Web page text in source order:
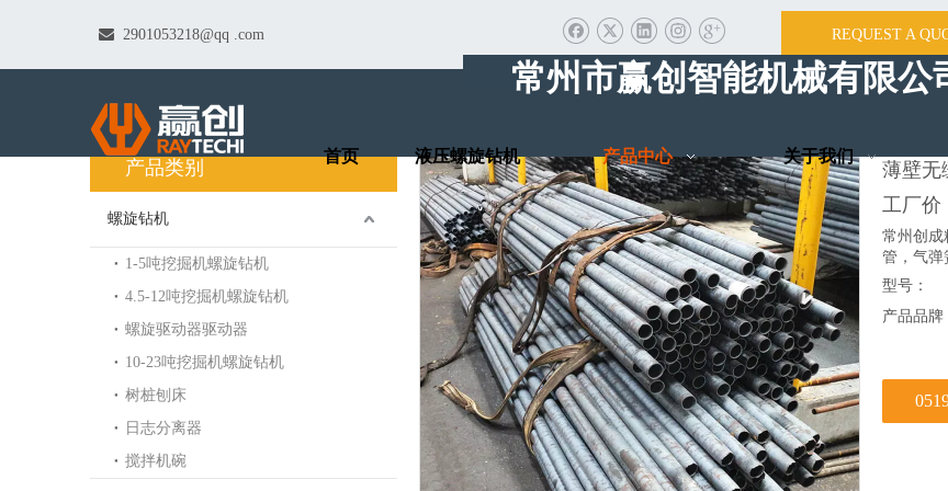
 2901053218@qq .com REQUEST A
常州市赢创智能机械有
首页 液压螺旋钻机 产品中心 关于我们
产品中心 首页 / 产品中心 / 液压泵
产品类别
螺旋钻机
1-5吨挖掘机螺旋钻机
4.5-12吨挖掘机螺旋钻机
螺旋驱动器驱动器
10-23吨挖掘机螺旋钻机
树桩刨床
日志分离器
搅拌机碗
薄壁无
工厂价
常州创成
管，气弹
型号：
产品品牌